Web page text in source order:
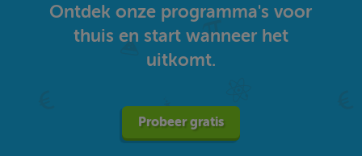
Ontdek onze programma's voor
thuis en start wanneer het
uitkomt.
Probeer gratis